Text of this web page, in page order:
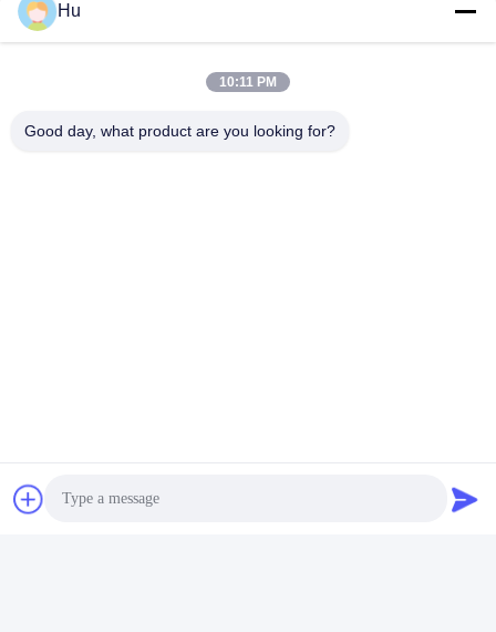
Znaków: Przemysłowy Generator Wodoru
Wytwórnia Wodoru
Hu
10:11 PM
Good day, what product are you looking for?